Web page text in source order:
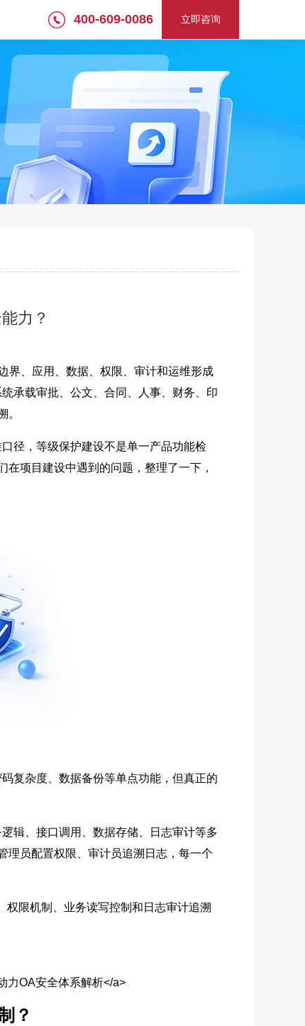
400-609-0086 立即咨询
力？
界、应用、数据、权限、审计和运维形成
承载审批、公文、合同、人事、财务、印
。
径，等级保护建设不是单一产品功能检
项目建设中遇到的问题，整理了一下，
复杂度、数据备份等单点功能，但真正的
辑、接口调用、数据存储、日志审计等多
理员配置权限、审计员追溯日志，每一个
限机制、业务读写控制和日志审计追溯
力OA安全体系解析</a>
？